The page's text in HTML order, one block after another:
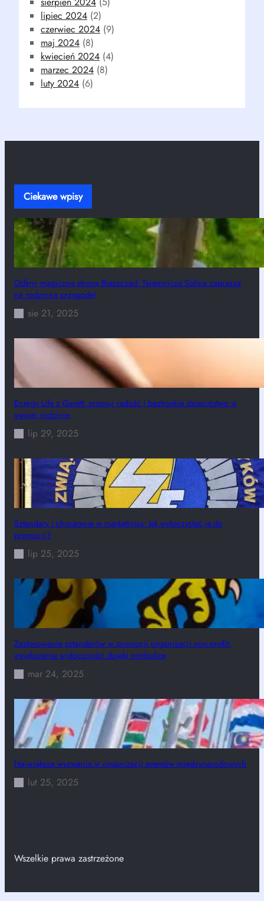
lipiec 2024 (2)
czerwiec 2024 (9)
maj 2024 (8)
kwiecień 2024 (4)
marzec 2024 (8)
luty 2024 (6)
Ciekawe wpisy
Odkryj magiczną stronę Bieszczad: Tajemnicza Solina zaprasza
na rodzinną przygodę!
sie 21, 2025
Energy Life z Garett: promuj radość i beztroskie dzieciństwo w
swojej rodzinie
lip 29, 2025
Sztandary i chorągwie w marketingu: Jak wykorzystać je do
promocji?
lip 25, 2025
Zastosowanie sztandarów w promocji organizacji non-profit:
zwiększenie widoczności dzięki symbolice
mar 24, 2025
Największe wyzwania w organizacji eventów międzynarodowych
lut 25, 2025
Wszelkie prawa zastrzeżone